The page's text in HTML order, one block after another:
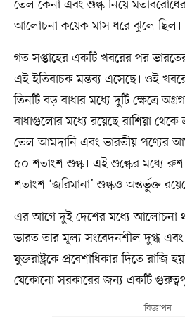
তেল কেনা এবং শুল্ক নিয়ে
আলোচনা কয়েক মাস ধরে ঝুলে ছিল।
গত সপ্তাহের একটি খবরের পর ভারতের
এই ইতিবাচক মন্তব্য এসেছে। ওই
তিনটি বড় বাধার মধ্যে দুটি ক্ষেত্রে
বাধাগুলোর মধ্যে রয়েছে রাশিয়া
তেল আমদানি এবং ভারতীয় পণ্যের
৫০ শতাংশ শুল্ক। এই শুল্কের মধ্যে
শতাংশ ‘জরিমানা’ শুল্কও অন্তর্ভুক্ত
এর আগে দুই দেশের মধ্যে আলোচনা
ভারত তার মূল্য সংবেদনশীল দুগ্ধ এবং
যুক্তরাষ্ট্রকে প্রবেশাধিকার দিতে রাজি
যেকোনো সরকারের জন্য একটি